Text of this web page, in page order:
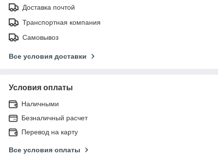
Доставка почтой
Транспортная компания
Самовывоз
Все условия доставки
Условия оплаты
Наличными
Безналичный расчет
Перевод на карту
Все условия оплаты